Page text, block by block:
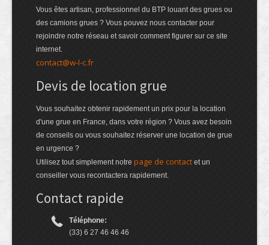
Vous êtes artisan, professionnel du BTP louant des grues ou
des camions grues ? Vous pouvez nous contacter pour
rejoindre notre réseau et savoir comment figurer sur ce site
internet.
contact@w-l-c.fr
Devis de location grue
Vous souhaitez obtenir rapidement un prix pour la location
d'une grue en France, dans votre région ? Vous avez besoin
de conseils ou vous souhaitez réserver une location de grue
en urgence ?
Utilisez tout simplement notre page de contact et un
conseiller vous recontactera rapidement.
Contact rapide
Téléphone:
(33) 6 27 46 46 46